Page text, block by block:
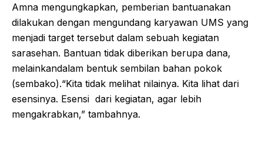
Amna mengungkapkan, pemberian bantuanakan
dilakukan dengan mengundang karyawan UMS yang
menjadi target tersebut dalam sebuah kegiatan
sarasehan. Bantuan tidak diberikan berupa dana,
melainkandalam bentuk sembilan bahan pokok
(sembako).“Kita tidak melihat nilainya. Kita lihat dari
esensinya. Esensi dari kegiatan, agar lebih
mengakrabkan,” tambahnya.